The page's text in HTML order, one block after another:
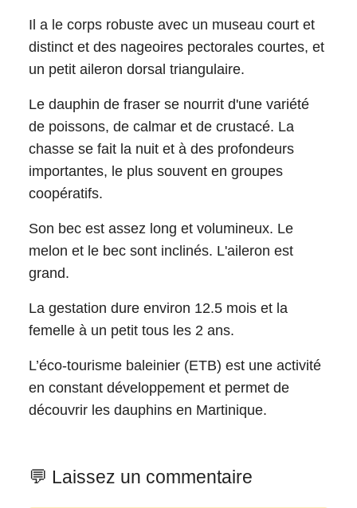
Il a le corps robuste avec un museau court et
distinct et des nageoires pectorales courtes, et
un petit aileron dorsal triangulaire.
Le dauphin de fraser se nourrit d'une variété
de poissons, de calmar et de crustacé. La
chasse se fait la nuit et à des profondeurs
importantes, le plus souvent en groupes
coopératifs.
Son bec est assez long et volumineux. Le
melon et le bec sont inclinés. L'aileron est
grand.
La gestation dure environ 12.5 mois et la
femelle à un petit tous les 2 ans.
L’éco-tourisme baleinier (ETB) est une activité
en constant développement et permet de
découvrir les dauphins en Martinique.
💬 Laissez un commentaire